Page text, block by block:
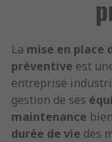
La mise en place
préventive est
entreprise
gestion de ses
maintenance
durée de vie des